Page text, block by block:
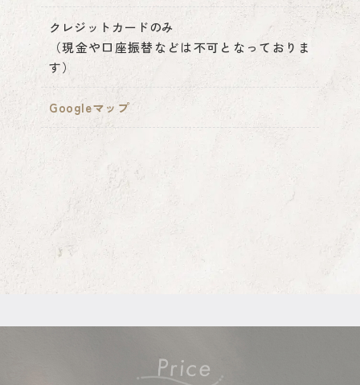
クレジットカードのみ
（現金や口座振替などは不可となっておりま
す）
Googleマップ